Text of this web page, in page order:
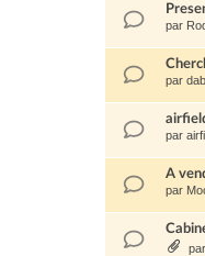
par
par
par
A
par
par